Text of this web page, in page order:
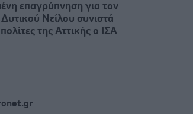
επαγρύπνηση για τον
Δυτικού Νείλου συνιστά
της Αττικής ο ΙΣΑ